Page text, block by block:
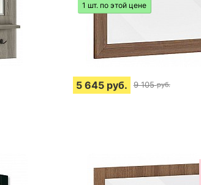
1 шт. по этой цене
5 645 руб. 9 105 руб.